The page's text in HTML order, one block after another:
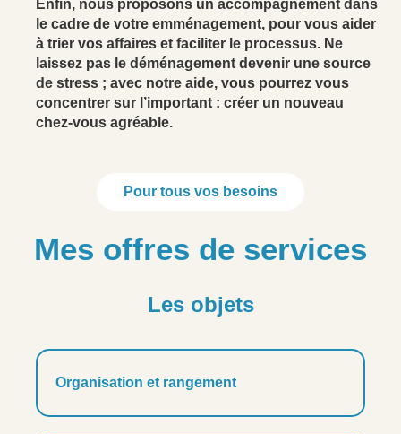
Enfin, nous proposons un accompagnement dans
le cadre de votre emménagement, pour vous aider
à trier vos affaires et faciliter le processus. Ne
laissez pas le déménagement devenir une source
de stress ; avec notre aide, vous pourrez vous
concentrer sur l’important : créer un nouveau
chez-vous agréable.
Pour tous vos besoins
Mes offres de services
Les objets
Organisation et rangement